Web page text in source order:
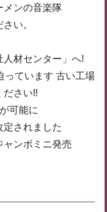
メンの音楽隊
い。
材センター」へ!
っています 古い工場
ださい!!
可能に
されました
ャンボミニ発売